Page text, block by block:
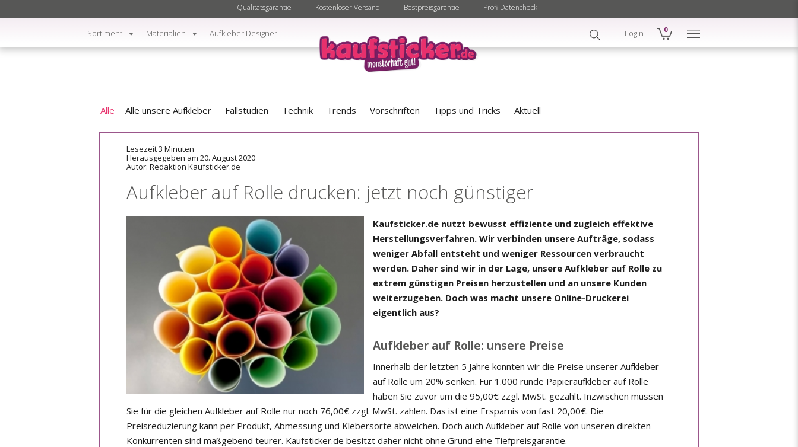
Login 0
Sortiment Materialien Aufkleber Designer
Qualitätsgarantie Kostenloser Versand Bestpreisgarantie Profi-Datencheck
Alle Alle unsere Aufkleber Fallstudien Technik Trends Vorschriften Tipps und Tricks Aktuell
Lesezeit 3 Minuten
Herausgegeben am 20. August 2020
Autor: Redaktion Kaufsticker.de
Aufkleber auf Rolle drucken: jetzt noch günstiger
Kaufsticker.de nutzt bewusst effiziente und zugleich effektive
Herstellungsverfahren. Wir verbinden unsere Aufträge, sodass
weniger Abfall entsteht und weniger Ressourcen verbraucht
werden. Daher sind wir in der Lage, unsere Aufkleber auf Rolle zu
extrem günstigen Preisen herzustellen und an unsere Kunden
weiterzugeben. Doch was macht unsere Online-Druckerei
eigentlich aus?
Aufkleber auf Rolle: unsere Preise
Innerhalb der letzten 5 Jahre konnten wir die Preise unserer Aufkleber
auf Rolle um 20% senken. Für 1.000 runde Papieraufkleber auf Rolle
haben Sie zuvor um die 95,00€ zzgl. MwSt. gezahlt. Inzwischen müssen
Sie für die gleichen Aufkleber auf Rolle nur noch 76,00€ zzgl. MwSt. zahlen. Das ist eine Ersparnis von fast 20,00€. Die
Preisreduzierung kann per Produkt, Abmessung und Klebersorte abweichen. Doch auch Aufkleber auf Rolle von unseren direkten
Konkurrenten sind maßgebend teurer. Kaufsticker.de besitzt daher nicht ohne Grund eine Tiefpreisgarantie.